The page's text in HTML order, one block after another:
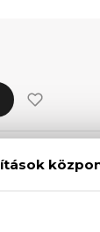
KIVÁLASZTÁSA